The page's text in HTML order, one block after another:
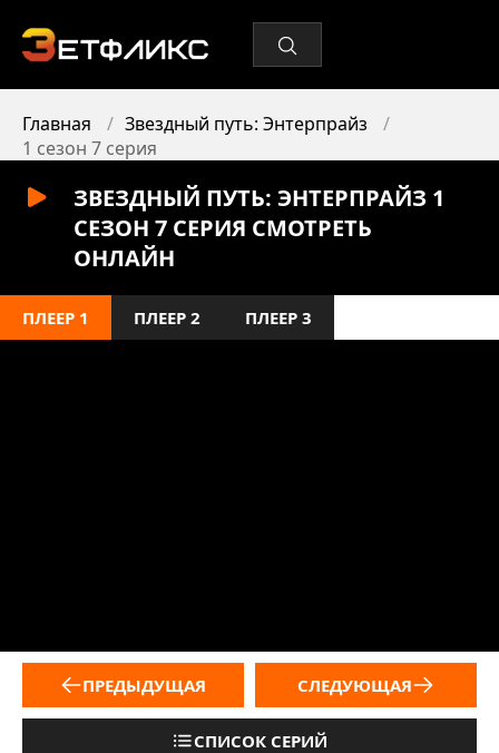
Главная
Звездный путь: Энтерпрайз
1 сезон 7 серия
ЗВЕЗДНЫЙ ПУТЬ: ЭНТЕРПРАЙЗ 1
СЕЗОН 7 СЕРИЯ СМОТРЕТЬ
ОНЛАЙН
ПЛЕЕР 1 ПЛЕЕР 2 ПЛЕЕР 3
ПРЕДЫДУЩАЯ
СПИСОК СЕРИЙ
СЛЕДУЮЩАЯ